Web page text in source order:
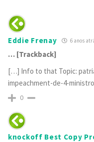
Eddie Frenay 6 anos
… [Trackback]
[…] Info to that Topic:
impeachment-de-4-
0
knockoff Best Copy